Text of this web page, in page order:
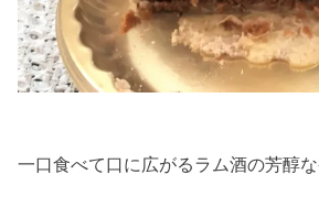
一口食べて口に広がるラム酒の芳醇な